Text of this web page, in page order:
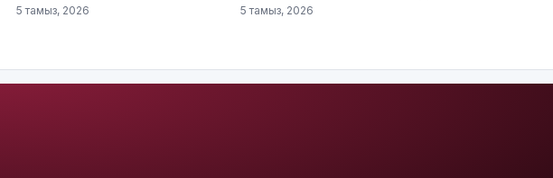
5 тамыз, 2026 5 тамыз, 2026
15:59